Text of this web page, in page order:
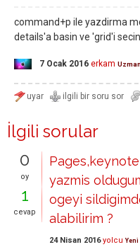
command+p ile yazdirma
details'a basin ve 'grid'i secin.
7 Ocak 2016 erkam Uzman
İlgili sorular
0
oy
1
cevap
yazmis
ogeyi
alabilirim ?
24 Nisan 2016 yolcu Yeni